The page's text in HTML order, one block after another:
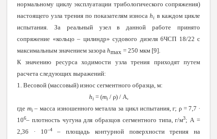
нормальному циклу эксплуатации трибологического сопряжения)
настоящего узла трения по показателям износа hi в каждом цикле
испытания. За реальный узел в данной работе принято
сопряжение «кольцо – цилиндр» судового дизеля 6ЧСП 18/22 с
максимальным значением зазора hmax = 250 мкм [9].
К значению ресурса ходимости узла трения приходят путем
расчета следующих выражений:
1. Весовой (массовый) износ сегментного образца, м:
hi = (mi/ ρ) / A,
где mi– масса изношенного металла за цикл испытания, г; ρ= 7,7 ∙
106– плотность чугуна для образцов сегментного типа, г/м3; А =
2,36 ∙ 10–4– площадь контурной поверхности трения на